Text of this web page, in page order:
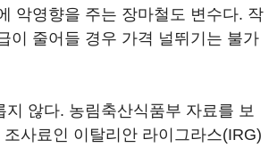
악영향을 주는 장마철도 변수다. 작
이 줄어들 경우 가격 널뛰기는 불가
지 않다. 농림축산식품부 자료를 보
사료인 이탈리안 라이그라스(IRG)